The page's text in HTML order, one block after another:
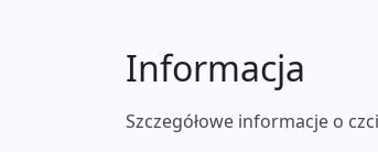
Informacja
Szczegółowe informacje o